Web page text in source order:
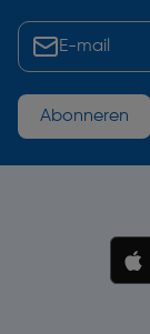
Abonneren